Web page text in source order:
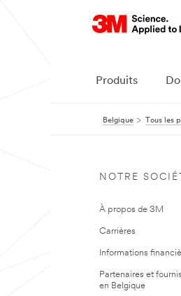
Produits
Belgique Tous les
NOTRE
À propos de 3M
Carrières
Informations
Partenaires et
en Belgique